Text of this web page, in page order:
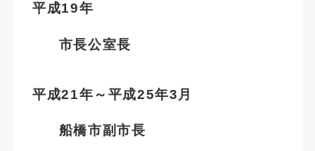
平成19年
市長公室長
平成21年～平成25年3月
船橋市副市長